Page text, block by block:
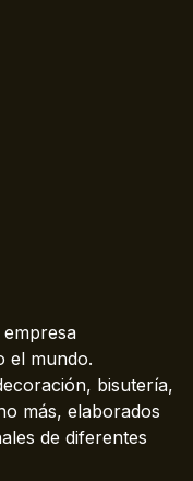
el mundo.
bisutería,
más, elaborados
de diferentes